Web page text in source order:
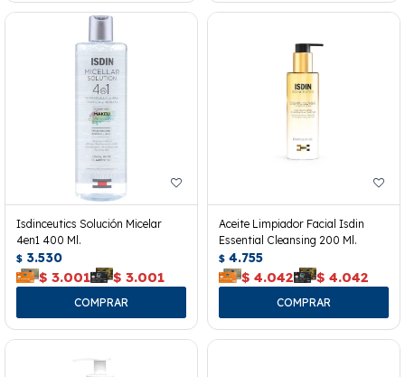
Isdinceutics Solución Micelar
4en1 400 Ml.
$ 3.530
$ 3.001 $ 3.001
Aceite Limpiador Facial Isdin
Essential Cleansing 200 Ml.
$ 4.755
$ 4.042 $ 4.042